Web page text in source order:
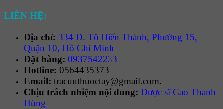
LIÊN HỆ:
Địa chỉ: 334 Đ. Tô Hiến Thành, Phường 15,
Quận 10, Hồ Chí Minh
Đặt hàng: 0937542233
Hotline: 0564435373
Email: tracuuthuoctay@gmail.com.
Chịu trách nhiệm nội dung: Dược sĩ Cao Thanh
Hùng